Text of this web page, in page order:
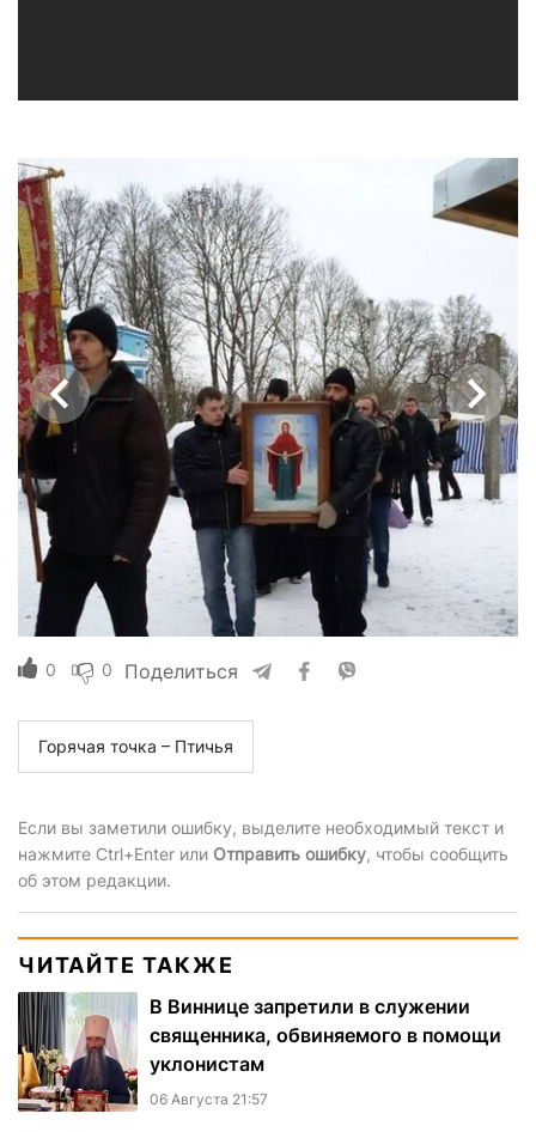
0 0 Поделиться
Горячая точка – Птичья
Если вы заметили ошибку, выделите необходимый текст и
нажмите Ctrl+Enter или Отправить ошибку, чтобы сообщить
об этом редакции.
ЧИТАЙТЕ ТАКЖЕ
В Виннице запретили в служении
священника, обвиняемого в помощи
уклонистам
06 Августа 21:57